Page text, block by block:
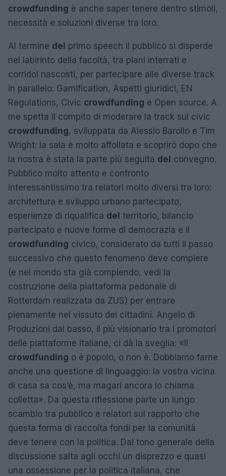
crowdfunding è anche saper tenere dentro stimoli,
necessità e soluzioni diverse tra loro.
Al termine del primo speech il pubblico si disperde
nel labirinto della facoltà, tra piani interrati e
corridoi nascosti, per partecipare alle diverse track
in parallelo: Gamification, Aspetti giuridici, EN
Regulations, Civic crowdfunding e Open source. A
me spetta il compito di moderare la track sul civic
crowdfunding, sviluppata da Alessio Barollo e Tim
Wright: la sala è molto affollata e scoprirò dopo che
la nostra è stata la parte più seguita del convegno.
Pubblico molto attento e confronto
interessantissimo tra relatori molto diversi tra loro:
architettura e sviluppo urbano partecipato,
esperienze di riqualifica del territorio, bilancio
partecipato e nuove forme di democrazia e il
crowdfunding civico, considerato da tutti il passo
successivo che questo fenomeno deve compiere
(e nel mondo sta già compiendo, vedi la
costruzione della piattaforma pedonale di
Rotterdam realizzata da ZUS) per entrare
pienamente nel vissuto dei cittadini. Angelo di
Produzioni dal basso, il più visionario tra i promotori
delle piattaforme italiane, ci dà la sveglia: «Il
crowdfunding o é popolo, o non è. Dobbiamo farne
anche una questione di linguaggio: la vostra vicina
di casa sa cos’è, ma magari ancora lo chiama
colletta». Da questa riflessione parte un lungo
scambio tra pubblico e relatori sul rapporto che
questa forma di raccolta fondi per la comunità
deve tenere con la politica. Dal tono generale della
discussione salta agli occhi un disprezzo e quasi
una ossessione per la politica italiana, che